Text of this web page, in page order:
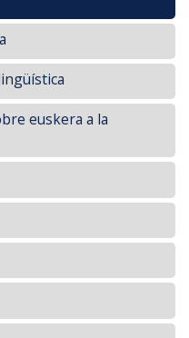
euskera a la